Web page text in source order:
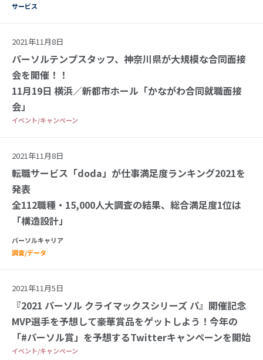
サービス
2021年11月8日
パーソルテンプスタッフ、神奈川県が大規模な合同面接
会を開催！！
11月19日 横浜／新都市ホール「かながわ合同就職面接
会」
イベント/キャンペーン
2021年11月8日
転職サービス「doda」が仕事満足度ランキング2021を
発表
全112職種・15,000人大調査の結果、総合満足度1位は
「構造設計」
パーソルキャリア
調査/データ
2021年11月5日
『2021 パーソル クライマックスシリーズ パ』開催記念
MVP選手を予想して豪華賞品をゲットしよう！今年の
「#パーソル賞」を予想するTwitterキャンペーンを開始
イベント/キャンペーン